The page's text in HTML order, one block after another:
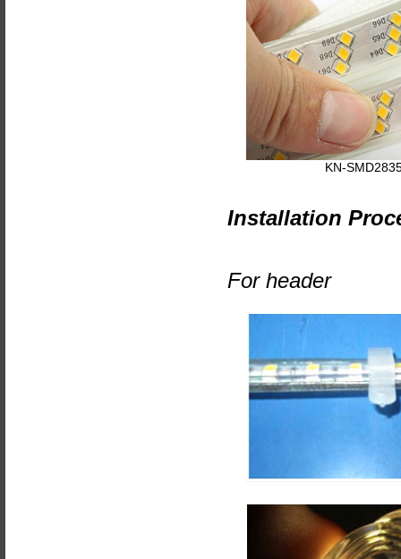
KN-
Installation
For header